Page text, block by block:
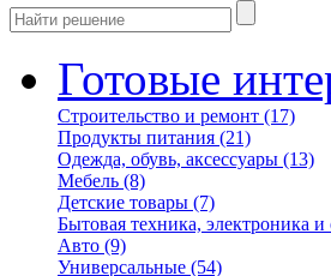
Готовые
Строительство и ремонт (17)
Продукты питания (21)
Одежда, обувь, аксессуары (13)
Мебель (8)
Детские товары (7)
Бытовая техника, электроника и
Авто (9)
Универсальные (54)